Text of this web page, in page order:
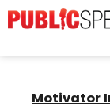
Motivator